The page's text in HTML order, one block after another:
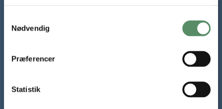
Indsamle præcise oplysninger om din placering,
der kan være nøjagtig inden for få meter
Identificere din enhed baseret på en scanning af
Nødvendig
Præferencer
Statistik